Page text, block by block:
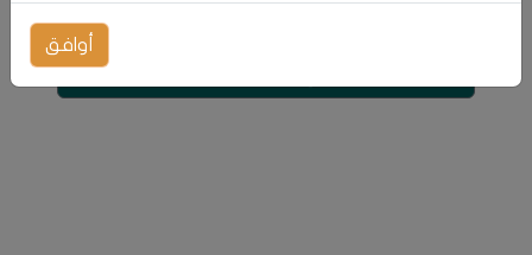
أوافق